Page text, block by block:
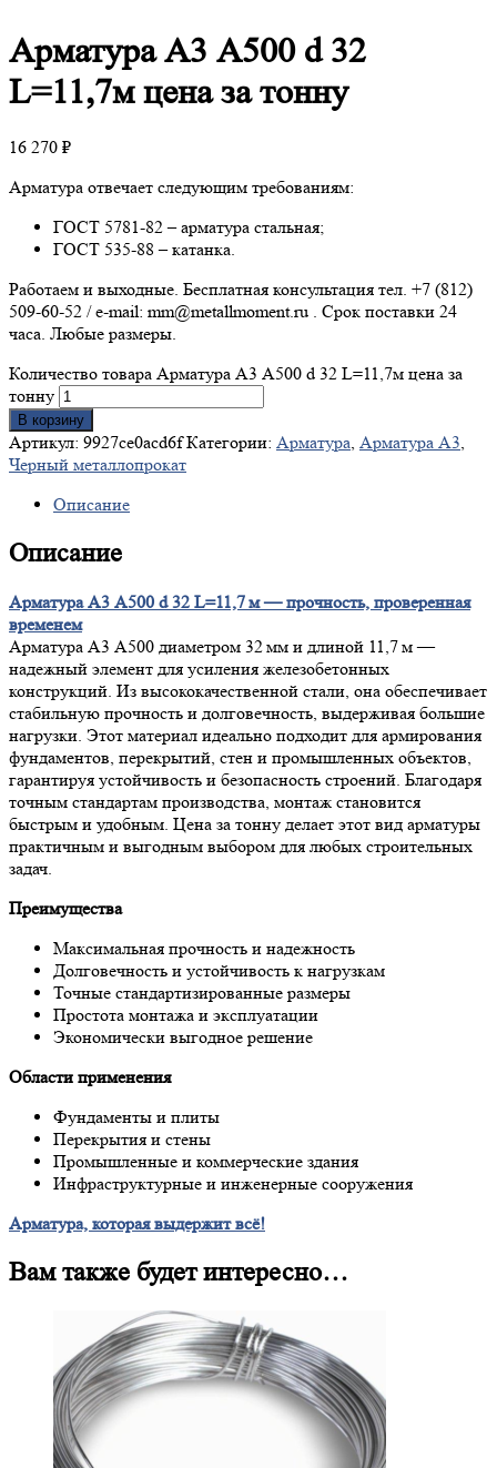
АрматураА3 А500 d 32
L=11,7м цена за тонну
16 270 ₽
Арматура отвечает следующим требованиям:
ГОСТ 5781-82 – арматура стальная;
ГОСТ 535-88 – катанка.
Работаем и выходные. Бесплатная консультация тел. +7 (812)
509-60-52 / e-mail: mm@metallmoment.ru . Срок поставки 24
часа. Любые размеры.
Количество товара Арматура А3 А500 d 32 L=11,7м цена за
тонну
В корзину
Артикул: 9927ce0acd6f Категории: Арматура, Арматура А3,
Черный металлопрокат
Описание
Описание
Арматура А3 А500 d 32 L=11,7 м — прочность, проверенная
временем
Арматура А3 А500 диаметром 32 мм и длиной 11,7 м —
надежный элемент для усиления железобетонных
конструкций. Из высококачественной стали, она обеспечивает
стабильную прочность и долговечность, выдерживая большие
нагрузки. Этот материал идеально подходит для армирования
фундаментов, перекрытий, стен и промышленных объектов,
гарантируя устойчивость и безопасность строений. Благодаря
точным стандартам производства, монтаж становится
быстрым и удобным. Цена за тонну делает этот вид арматуры
практичным и выгодным выбором для любых строительных
задач.
Преимущества
Максимальная прочность и надежность
Долговечность и устойчивость к нагрузкам
Точные стандартизированные размеры
Простота монтажа и эксплуатации
Экономически выгодное решение
Области применения
Фундаменты и плиты
Перекрытия и стены
Промышленные и коммерческие здания
Инфраструктурные и инженерные сооружения
Арматура, которая выдержит всё!
Вам также будет интересно…